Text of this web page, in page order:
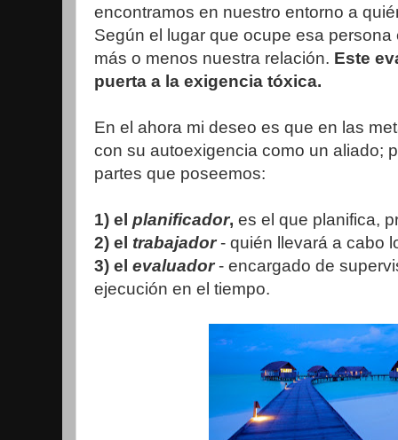
encontramos en nuestro entorno a
Según el lugar que ocupe esa
más o menos nuestra relación. Este
puerta a la exigencia tóxica.
En el ahora mi deseo es que en las
con su autoexigencia como un aliado;
partes que poseemos:
1) el planificador, es el que planifica,
2) el trabajador - quién llevará a cabo
3) el evaluador - encargado de
ejecución en el tiempo.